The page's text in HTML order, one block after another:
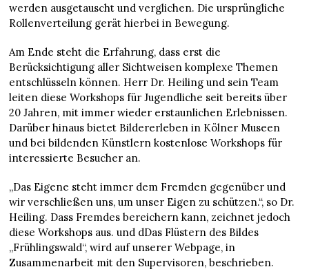
werden ausgetauscht und verglichen. Die ursprüngliche
Rollenverteilung gerät hierbei in Bewegung.
Am Ende steht die Erfahrung, dass erst die
Berücksichtigung aller Sichtweisen komplexe Themen
entschlüsseln können. Herr Dr. Heiling und sein Team
leiten diese Workshops für Jugendliche seit bereits über
20 Jahren, mit immer wieder erstaunlichen Erlebnissen.
Darüber hinaus bietet Bildererleben in Kölner Museen
und bei bildenden Künstlern kostenlose Workshops für
interessierte Besucher an.
„Das Eigene steht immer dem Fremden gegenüber und
wir verschließen uns, um unser Eigen zu schützen.“, so Dr.
Heiling. Dass Fremdes bereichern kann, zeichnet jedoch
diese Workshops aus. und dDas Flüstern des Bildes
„Frühlingswald“, wird auf unserer Webpage, in
Zusammenarbeit mit den Supervisoren, beschrieben.